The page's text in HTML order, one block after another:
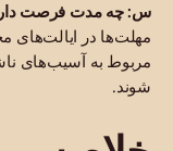
س: چه مدت فرصت
مهلت‌ها در ایالت‌های
مربوط به آسیب‌های
شوند.